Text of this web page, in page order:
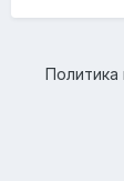
Политика